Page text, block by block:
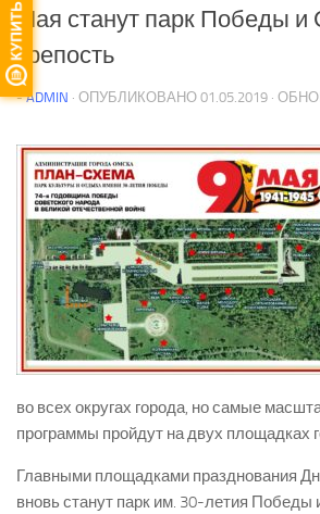
Мая станут парк Победы и
крепость
-ADMIN · ОПУБЛИКОВАНО 01.05.2019 ·
во всех округах города, но самые
программы пройдут на двух площадках
Главными площадками празднования
вновь станут парк им. 30-летия Победы